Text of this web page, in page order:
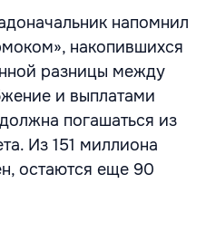
напомнил
накопившихся
разницы между
и выплатами
погашаться из
Из 151 миллиона
остаются еще 90